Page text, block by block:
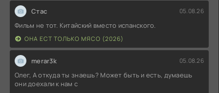
Стас 05.08.26
Фильм не тот. Китайский вместо испанского.
ОНА ЕСТ ТОЛЬКО МЯСО (2026)
merar3k 05.08.26
Олег, А откуда ты знаешь? Может быть и есть, думаешь
они доехали к нам с